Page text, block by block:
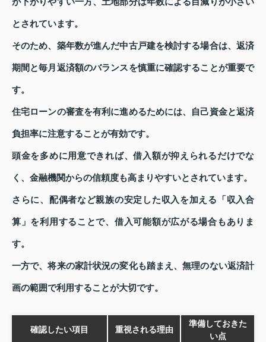
が下がりやすい一方、土地部分は年数による目減りが小さい
とされています。
そのため、築年数が進んだ中古戸建を検討する場合は、返済
期間と毎月返済額のバランスを慎重に確認することが重要で
す。
住宅ローンの審査を有利に進めるためには、自己資金と返済
負担率に注意することが有効です。
頭金を多めに用意できれば、借入額が抑えられるだけでな
く、金融機関からの信頼度も高まりやすいとされています。
さらに、配偶者など親族の安定した収入を加える「収入合
算」を利用することで、借入可能額が広がる場合もありま
す。
一方で、将来の家計状況の変化も踏まえ、無理のない返済計
画の範囲で利用することが大切です。
確認したい項目 重視される理由
準備しておきた
い点